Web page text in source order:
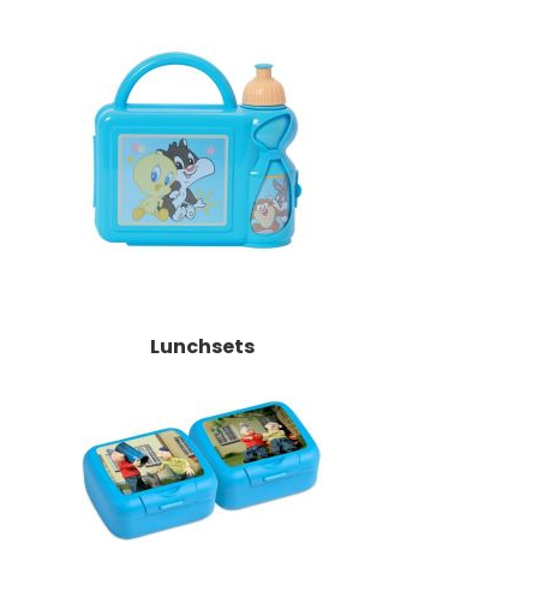
Lunchsets